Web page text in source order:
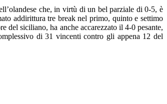
che, in virtù di un bel parziale di 0-5, è
addirittura tre break nel primo, quinto e settimo
del siciliano, ha anche accarezzato il 4-0 pesante,
di 31 vincenti contro gli appena 12 del